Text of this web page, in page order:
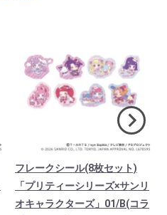
フレークシール(8枚セット)
「プリティーシリーズ×サンリ
オキャラクターズ」01/B(コラ